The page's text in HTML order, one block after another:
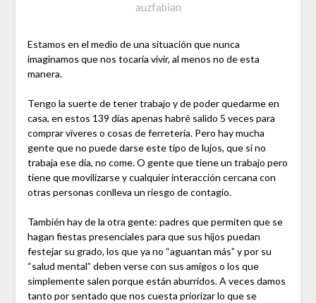
auzfabian
Estamos en el medio de una situación que nunca
imaginamos que nos tocaría vivir, al menos no de esta
manera.
Tengo la suerte de tener trabajo y de poder quedarme en
casa, en estos 139 días apenas habré salido 5 veces para
comprar víveres o cosas de ferretería. Pero hay mucha
gente que no puede darse este tipo de lujos, que si no
trabaja ese día, no come. O gente que tiene un trabajo pero
tiene que movilizarse y cualquier interacción cercana con
otras personas conlleva un riesgo de contagio.
También hay de la otra gente: padres que permiten que se
hagan fiestas presenciales para que sus hijos puedan
festejar su grado, los que ya no “aguantan más” y por su
“salud mental” deben verse con sus amigos o los que
simplemente salen porque están aburridos. A veces damos
tanto por sentado que nos cuesta priorizar lo que se